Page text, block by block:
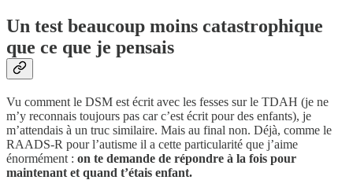
Un test beaucoup moins catastrophique
que ce que je pensais
Vu comment le DSM est écrit avec les fesses sur le TDAH (je ne
m’y reconnais toujours pas car c’est écrit pour des enfants), je
m’attendais à un truc similaire. Mais au final non. Déjà, comme le
RAADS-R pour l’autisme il a cette particularité que j’aime
énormément : on te demande de répondre à la fois pour
maintenant et quand t’étais enfant.